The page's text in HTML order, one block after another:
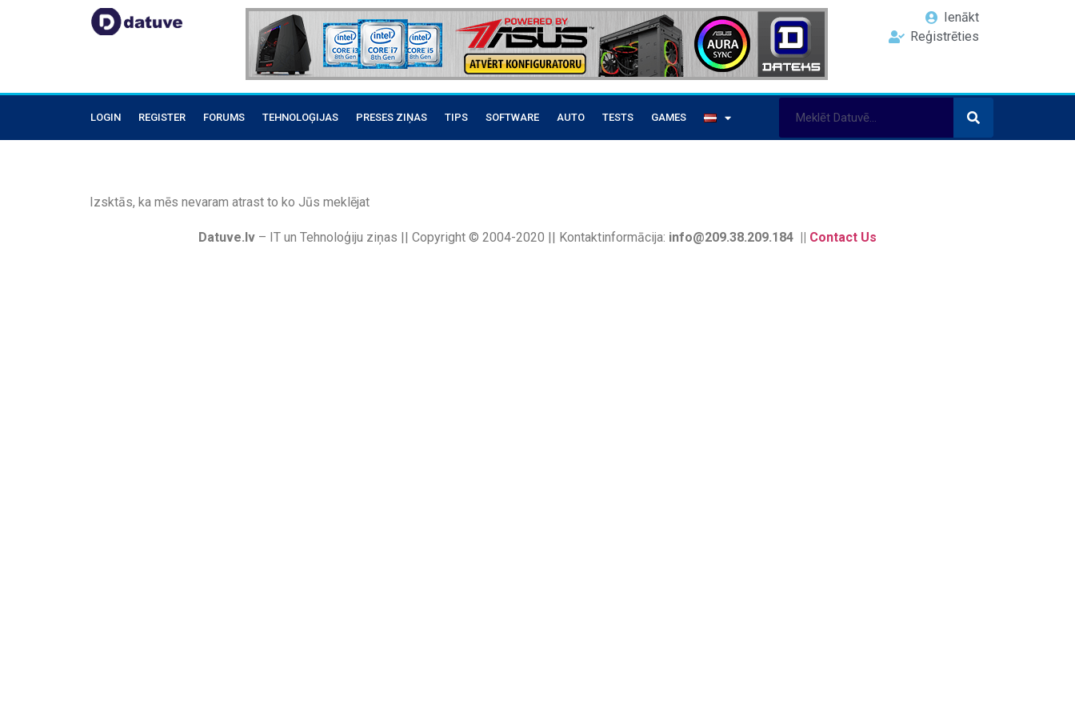
Ienākt
Reģistrēties
LOGIN REGISTER FORUMS TEHNOLOĢIJAS PRESES ZIŅAS TIPS SOFTWARE AUTO TESTS GAMES
Izsktās, ka mēs nevaram atrast to ko Jūs meklējat
Datuve.lv – IT un Tehnoloģiju ziņas || Copyright © 2004-2020 || Kontaktinformācija: info@209.38.209.184 || Contact Us